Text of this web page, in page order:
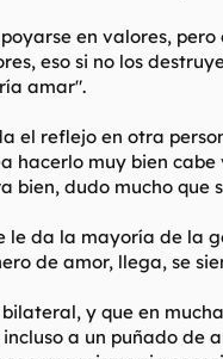
en valores,
eso si no los
amar".
reflejo en otra
hacerlo muy bien
dudo mucho que
le da la mayoría de la
de amor, llega, se
y que en
a un puñado de